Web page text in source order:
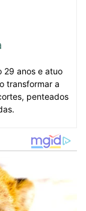
29 anos e atuo
transformar a
penteados